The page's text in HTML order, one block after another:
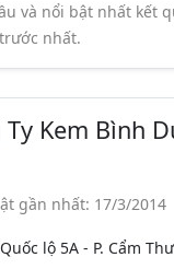
và nổi bật nhất kết
nhất.
Ty Kem Bình
gần nhất: 17/3/2014
lộ 5A - P. Cẩm